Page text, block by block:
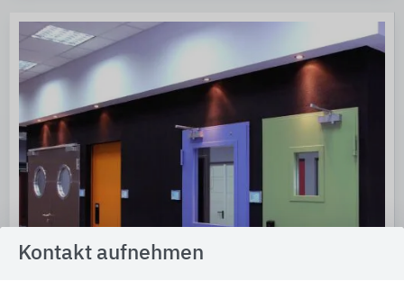
Kontakt aufnehmen